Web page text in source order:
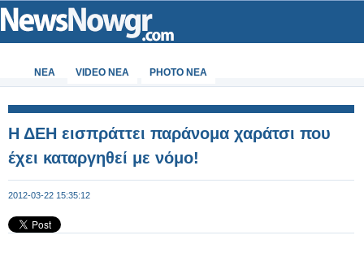
ΝΕΑ VIDEO NEA PHOTO NEA
Η ΔΕΗ εισπράττει παράνομα χαράτσι που
έχει καταργηθεί με νόμο!
2012-03-22 15:35:12